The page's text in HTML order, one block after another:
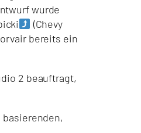
wurde
(Chevy
bereits ein
2 beauftragt,
basierenden,